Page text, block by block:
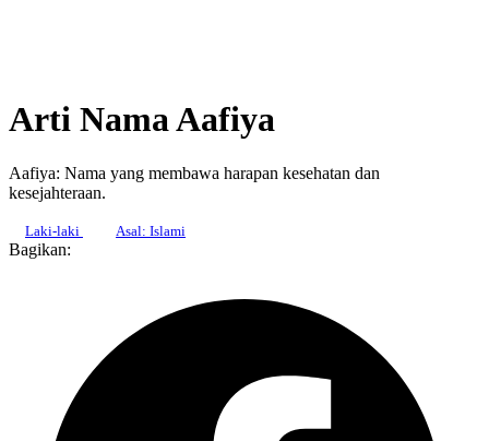
Arti Nama Aafiya
Aafiya: Nama yang membawa harapan kesehatan dan
kesejahteraan.
Laki-laki Asal: Islami
Bagikan: